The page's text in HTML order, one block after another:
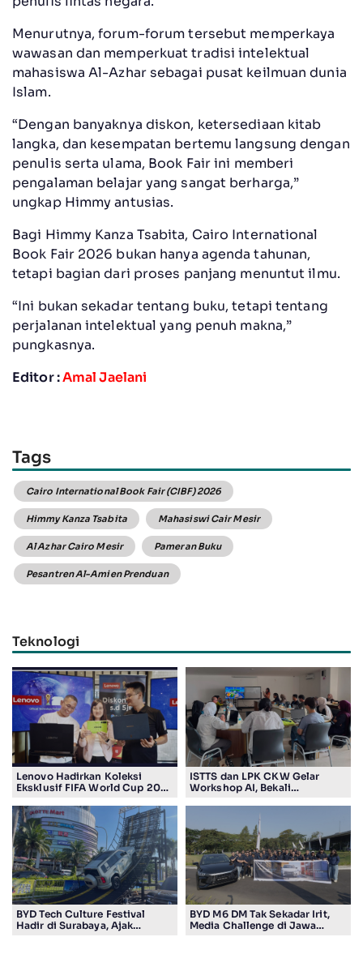
Menurutnya, forum-forum tersebut memperkaya
wawasan dan memperkuat tradisi intelektual
mahasiswa Al-Azhar sebagai pusat keilmuan dunia
Islam.
“Dengan banyaknya diskon, ketersediaan kitab
langka, dan kesempatan bertemu langsung dengan
penulis serta ulama, Book Fair ini memberi
pengalaman belajar yang sangat berharga,”
ungkap Himmy antusias.
Bagi Himmy Kanza Tsabita, Cairo International
Book Fair 2026 bukan hanya agenda tahunan,
tetapi bagian dari proses panjang menuntut ilmu.
“Ini bukan sekadar tentang buku, tetapi tentang
perjalanan intelektual yang penuh makna,”
pungkasnya.
Editor :Amal Jaelani
Tags
Cairo International Book Fair (CIBF) 2026
Himmy Kanza Tsabita Mahasiswi Cair Mesir
Al Azhar Cairo Mesir Pameran Buku
Pesantren Al-Amien Prenduan
Teknologi
Lenovo Hadirkan Koleksi
Eksklusif FIFA World Cup 2026
Penggemar Teknologi dan
Sepak Bola
ISTTS dan LPK CKW Gelar
Workshop AI, Bekali
Digital
BYD Tech Culture Festival
Hadir di Surabaya, Ajak
BYD M6 DM Tak Sekadar Irit,
Media Challenge di Jawa